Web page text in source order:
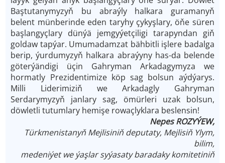
Baştutanymyzyň bu abraýly halkara guramanyň
belent münberinde eden taryhy çykyşlary, öňe süren
başlangyçlary dünýä jemgyýetçiligi tarapyndan giň
goldaw tapýar. Umumadamzat bähbitli işlere badalga
berip, ýurdumyzyň halkara abraýyny has-da belende
göterýändigi üçin Gahryman Arkadagymyza we
hormatly Prezidentimize köp sag bolsun aýdýarys.
Milli Liderimiziň we Arkadagly Gahryman
Serdarymyzyň janlary sag, ömürleri uzak bolsun,
döwletli tutumlary hemişe rowaçlyklara beslensin!
Nepes ROZYÝEW,
Türkmenistanyň Mejlisiniň deputaty, Mejlisiň Ylym,
bilim,
medeniýet we ýaşlar syýasaty baradaky komitetiniň